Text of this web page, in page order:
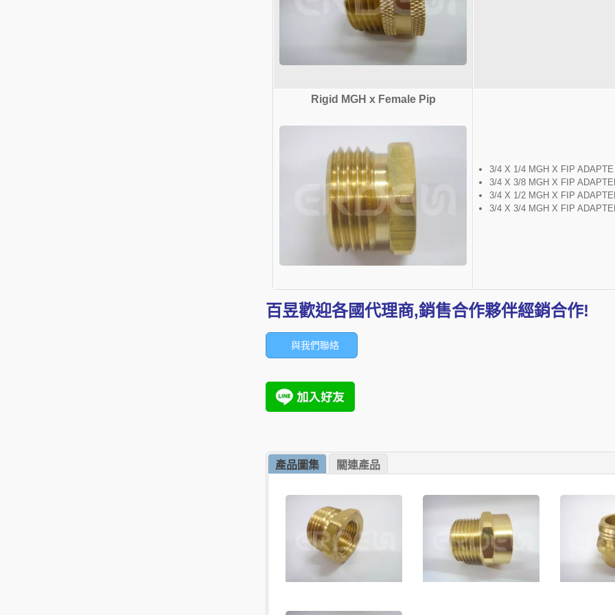
Rigid MGH x Female Pip
3/4 X 1/4 MGH X FIP ADAPTE
3/4 X 3/8 MGH X FIP
3/4 X 1/2 MGH X FIP
3/4 X 3/4 MGH X FIP
百昱歡迎各國代理商,銷售合作夥伴經銷合作!
與我們聯絡
產品圖集 關連產品